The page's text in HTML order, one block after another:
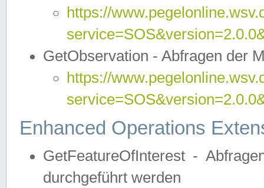
https://
GetObservation - Abfragen der
https://
Enhanced Operations
GetFeatureOfInterest -
durchgeführt werden